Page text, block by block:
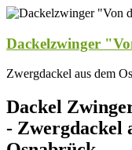
Dackelzwinger
Zwergdackel aus dem
Dackel
- Zwergdackel